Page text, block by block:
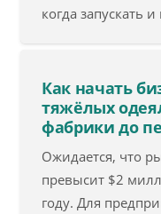
когда запускать
Как начать
тяжёлых
фабрики до
Ожидается, что
превысит $2
году. Для